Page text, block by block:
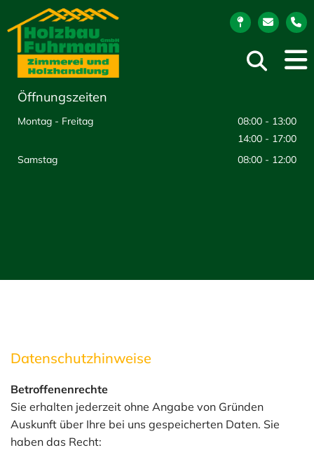
Öffnungszeiten
Montag - Freitag
08:00 - 13:00
14:00 - 17:00
Samstag
08:00 - 12:00
Datenschutzhinweise
Betroffenenrechte
Sie erhalten jederzeit ohne Angabe von Gründen
Auskunft über Ihre bei uns gespeicherten Daten. Sie
haben das Recht: